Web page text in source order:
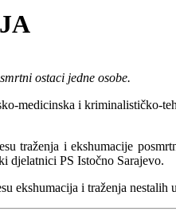
ostaci jedne osobe.
medicinska i kriminalističko-
traženja i ekshumacije
djelatnici PS Istočno Sarajevo.
ekshumacija i traženja